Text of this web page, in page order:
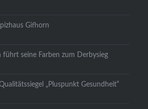
Gifhorn
führt seine Farben zum Derbysieg
„Pluspunkt Gesundheit“